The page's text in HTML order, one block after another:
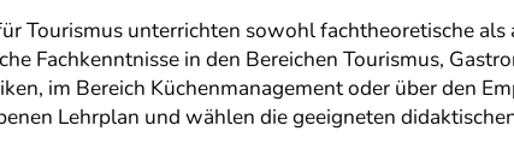
Tourismus unterrichten sowohl fachtheoretische
Fachkenntnisse in den Bereichen Tourismus,
im Bereich Küchenmanagement oder über den
Lehrplan und wählen die geeigneten